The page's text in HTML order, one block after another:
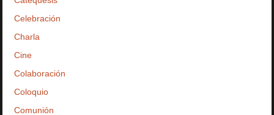
Celebración
Charla
Cine
Colaboración
Coloquio
Comunión